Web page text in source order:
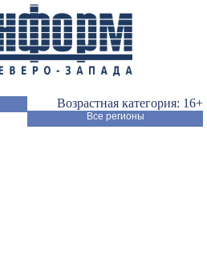
Возрастная категория: 16+
Все регионы